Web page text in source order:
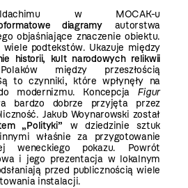
w MOCAK-u
diagramyautorstwa
objaśniające znaczenie obiektu.
podtekstów. Ukazuje między
historii, kult narodowych relikwii
między przeszłością
to czynniki, które wpłynęły na
modernizmu. Koncepcja Figur
bardzo dobrze przyjęta przez
Jakub Woynarowski został
„Polityki” w dziedzinie sztuk
właśnie za przygotowanie
weneckiego pokazu. Powrót
i jego prezentacja w lokalnym
przed publicznością wiele
instalacji.